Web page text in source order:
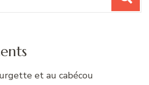
et au cabécou